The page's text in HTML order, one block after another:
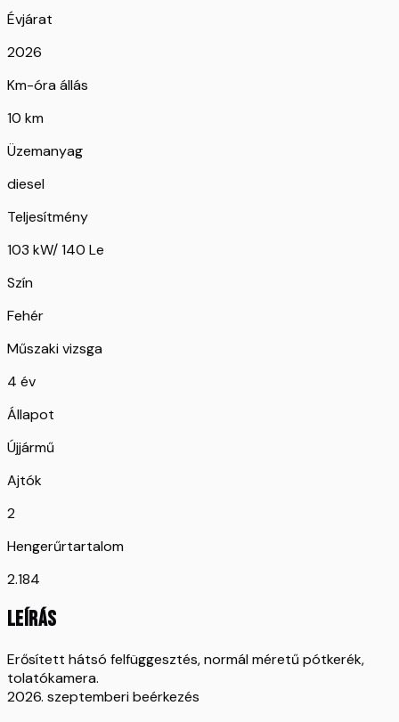
Évjárat
2026
Km-óra állás
10 km
Üzemanyag
diesel
Teljesítmény
103 kW/ 140 Le
Szín
Fehér
Műszaki vizsga
4 év
Állapot
Újjármű
Ajtók
2
Hengerűrtartalom
2.184
LEÍRÁS
Erősített hátsó felfüggesztés, normál méretű pótkerék,
tolatókamera.
2026. szeptemberi beérkezés